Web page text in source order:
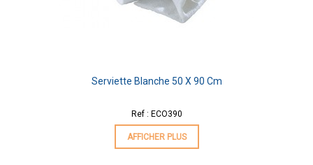
Serviette Blanche 50 X 90 Cm
Ref : ECO390
AFFICHER PLUS